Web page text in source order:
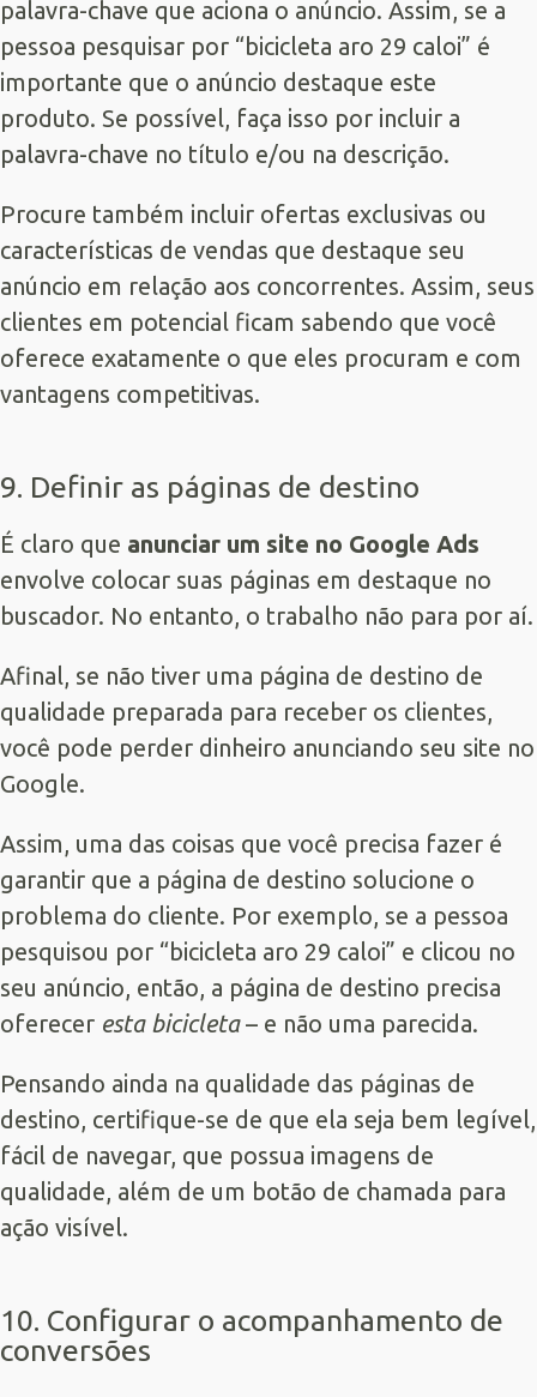
palavra-chave que aciona o anúncio. Assim, se a
pessoa pesquisar por “bicicleta aro 29 caloi” é
importante que o anúncio destaque este
produto. Se possível, faça isso por incluir a
palavra-chave no título e/ou na descrição.
Procure também incluir ofertas exclusivas ou
características de vendas que destaque seu
anúncio em relação aos concorrentes. Assim, seus
clientes em potencial ficam sabendo que você
oferece exatamente o que eles procuram e com
vantagens competitivas.
9. Definir as páginas de destino
É claro que anunciar um site no Google Ads
envolve colocar suas páginas em destaque no
buscador. No entanto, o trabalho não para por aí.
Afinal, se não tiver uma página de destino de
qualidade preparada para receber os clientes,
você pode perder dinheiro anunciando seu site no
Google.
Assim, uma das coisas que você precisa fazer é
garantir que a página de destino solucione o
problema do cliente. Por exemplo, se a pessoa
pesquisou por “bicicleta aro 29 caloi” e clicou no
seu anúncio, então, a página de destino precisa
oferecer esta bicicleta– e não uma parecida.
Pensando ainda na qualidade das páginas de
destino, certifique-se de que ela seja bem legível,
fácil de navegar, que possua imagens de
qualidade, além de um botão de chamada para
ação visível.
10. Configurar o acompanhamento de
conversões